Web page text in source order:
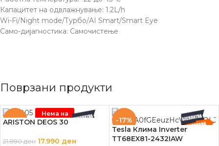
Капацитет на одвлажнување: 1.2L/h
Wi-Fi/Night mode/Турбо/AI Smart/Smart Eye
Само-дијагностика: Самочистење
Поврзани продукти
Нема на
залиха
-18%
ARISTON DEOS 30
21.990ден 17.990 ден
-17%
Tesla Клима Inverter
TT68EX81-2432IAW